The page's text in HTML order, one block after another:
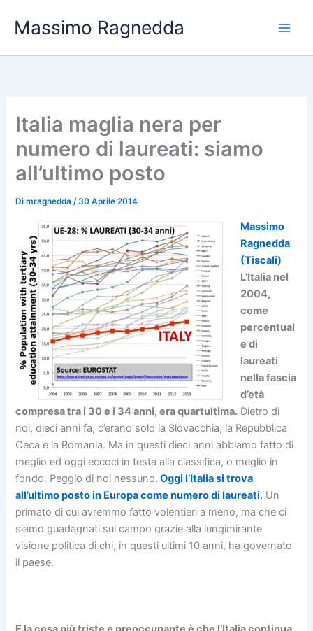
Massimo Ragnedda
Italia maglia nera per
numero di laureati: siamo
all’ultimo posto
Dimragnedda/30 Aprile 2014
Massimo
Ragnedda
(Tiscali)
L’Italia nel
2004,
come
percentual
e di
laureati
nella fascia
d’età
compresa tra i 30 e i 34 anni, era quartultima. Dietro di
noi, dieci anni fa, c’erano solo la Slovacchia, la Repubblica
Ceca e la Romania. Ma in questi dieci anni abbiamo fatto di
meglio ed oggi eccoci in testa alla classifica, o meglio in
fondo. Peggio di noi nessuno. Oggi l’Italia si trova
all’ultimo posto in Europa come numero di laureati. Un
primato di cui avremmo fatto volentieri a meno, ma che ci
siamo guadagnati sul campo grazie alla lungimirante
visione politica di chi, in questi ultimi 10 anni, ha governato
il paese.